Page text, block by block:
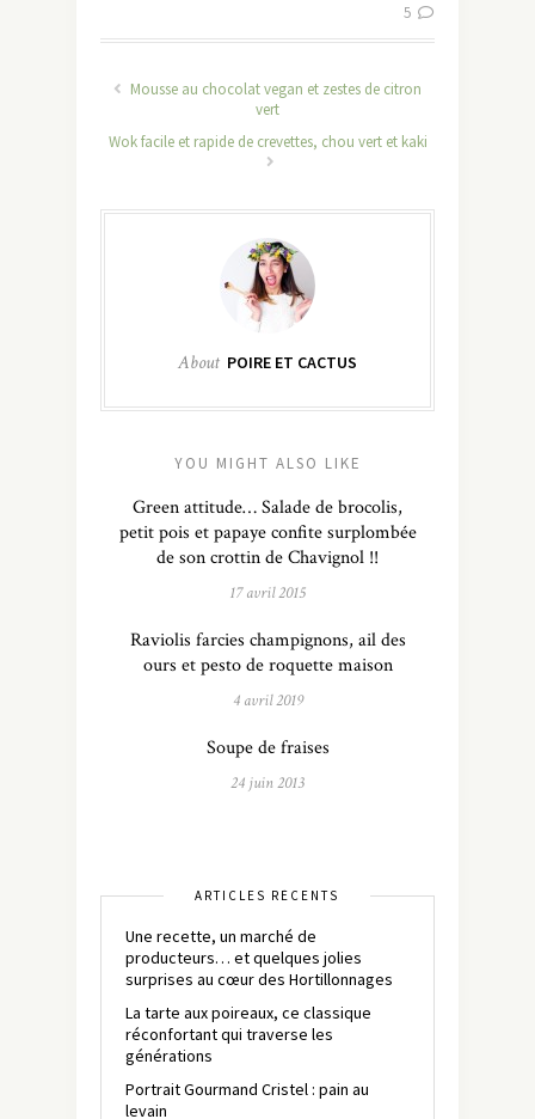
5
Mousse au chocolat vegan et zestes de citron
vert
Wok facile et rapide de crevettes, chou vert et kaki
About POIRE ET CACTUS
YOU MIGHT ALSO LIKE
Green attitude… Salade de brocolis,
petit pois et papaye confite surplombée
de son crottin de Chavignol !!
17 avril 2015
Raviolis farcies champignons, ail des
ours et pesto de roquette maison
4 avril 2019
Soupe de fraises
24 juin 2013
ARTICLES RÉCENTS
Une recette, un marché de
producteurs… et quelques jolies
surprises au cœur des Hortillonnages
La tarte aux poireaux, ce classique
réconfortant qui traverse les
générations
Portrait Gourmand Cristel : pain au
levain